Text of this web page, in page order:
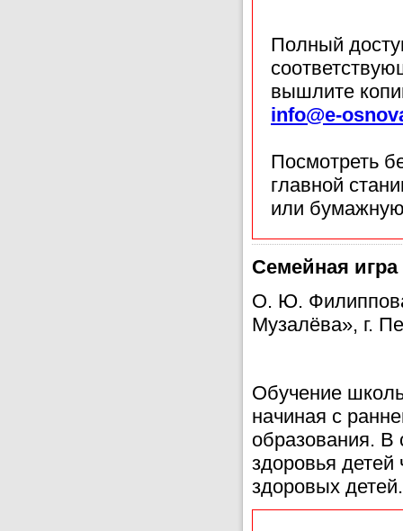
Полный
вышлите
info@e-
Посмотреть
главной
или
Семейная
О. Ю.
Музалёва», г.
Обучение
начиная с
образования. В
здоровья
здоровых детей.